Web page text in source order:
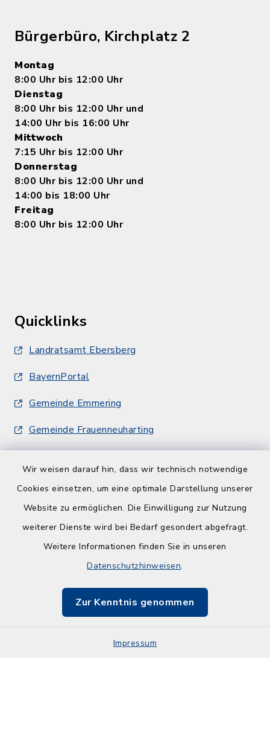
Wir weisen darauf hin, dass wir technisch notwendige
Cookies einsetzen, um eine optimale Darstellung unserer
Website zu ermöglichen. Die Einwilligung zur Nutzung
weiterer Dienste wird bei Bedarf gesondert abgefragt.
Weitere Informationen finden Sie in unseren
Datenschutzhinweisen.
Zur Kenntnis genommen
Impressum
Bürgerbüro, Kirchplatz 2
Montag
8:00 Uhr bis 12:00 Uhr
Dienstag
8:00 Uhr bis 12:00 Uhr und
14:00 Uhr bis 16:00 Uhr
Mittwoch
7:15 Uhr bis 12:00 Uhr
Donnerstag
8:00 Uhr bis 12:00 Uhr und
14:00 bis 18:00 Uhr
Freitag
8:00 Uhr bis 12:00 Uhr
Quicklinks
Landratsamt Ebersberg
BayernPortal
Gemeinde Emmering
Gemeinde Frauenneuharting
Barrierefreiheit
Impressum
Sitemap